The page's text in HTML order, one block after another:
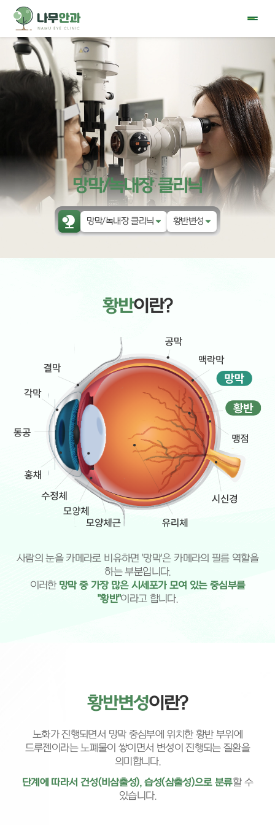
망막/녹내장 클리닉
망막/녹내장 클리닉
소아 근시 클리닉
나무 눈종합검진
나무안과 스토리
황반변성
녹내장
황반이란?
사람의 눈을 카메라로 비유하면 '망막'은 카메라의 필름 역할을
하는 부분입니다.
이러한 망막 중 가장 많은 시세포가 모여 있는 중심부를
"황반"이라고 합니다.
황반변성이란?
노화가 진행되면서 망막 중심부에 위치한 황반 부위에
드루젠이라는 노폐물이 쌓이면서 변성이 진행되는 질환을
의미합니다.
단계에 따라서 건성(비삼출성), 습성(삼출성)으로 분류할 수
있습니다.